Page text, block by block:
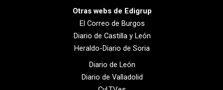
Otras webs de Edigrup
El Correo de Burgos
Diario de Castilla y León
Heraldo-Diario de Soria
Diario de León
Diario de Valladolid